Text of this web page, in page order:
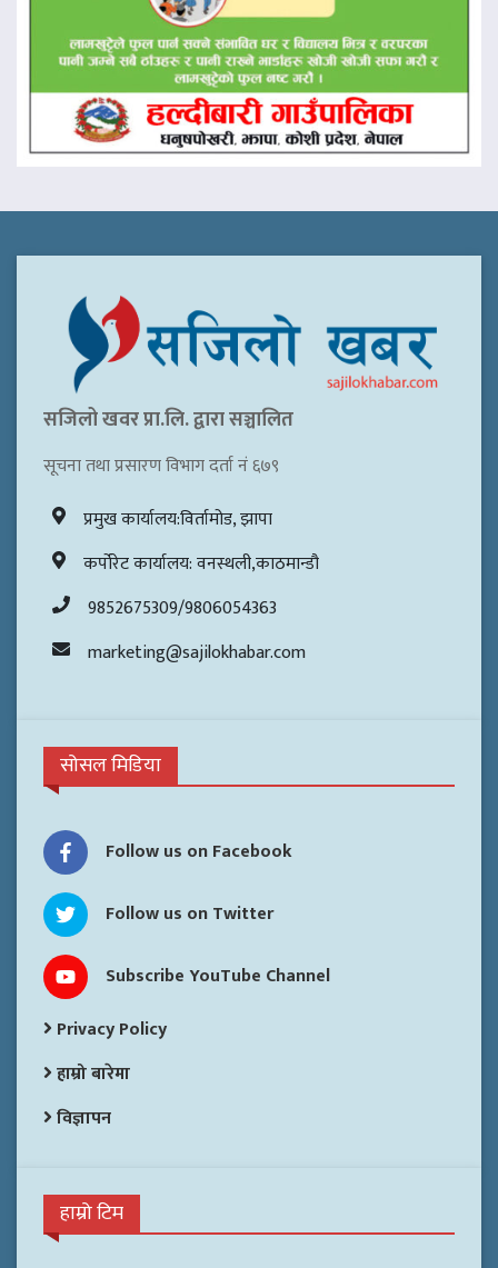
सजिलो खवर प्रा.लि. द्वारा सञ्चालित
सूचना तथा प्रसारण विभाग दर्ता नं ६७९
प्रमुख कार्यालय:विर्तामोड, झापा
कर्पोरेट कार्यालय: वनस्थली,काठमान्डौ
9852675309/9806054363
marketing@sajilokhabar.com
सोसल मिडिया
Follow us on Facebook
Follow us on Twitter
Subscribe YouTube Channel
Privacy Policy
हाम्रो बारेमा
विज्ञापन
हाम्रो टिम